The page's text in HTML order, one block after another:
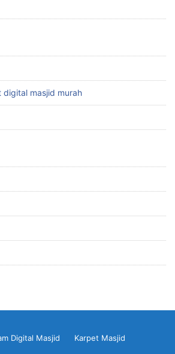
digital masjid murah
Digital Masjid
Karpet Masjid